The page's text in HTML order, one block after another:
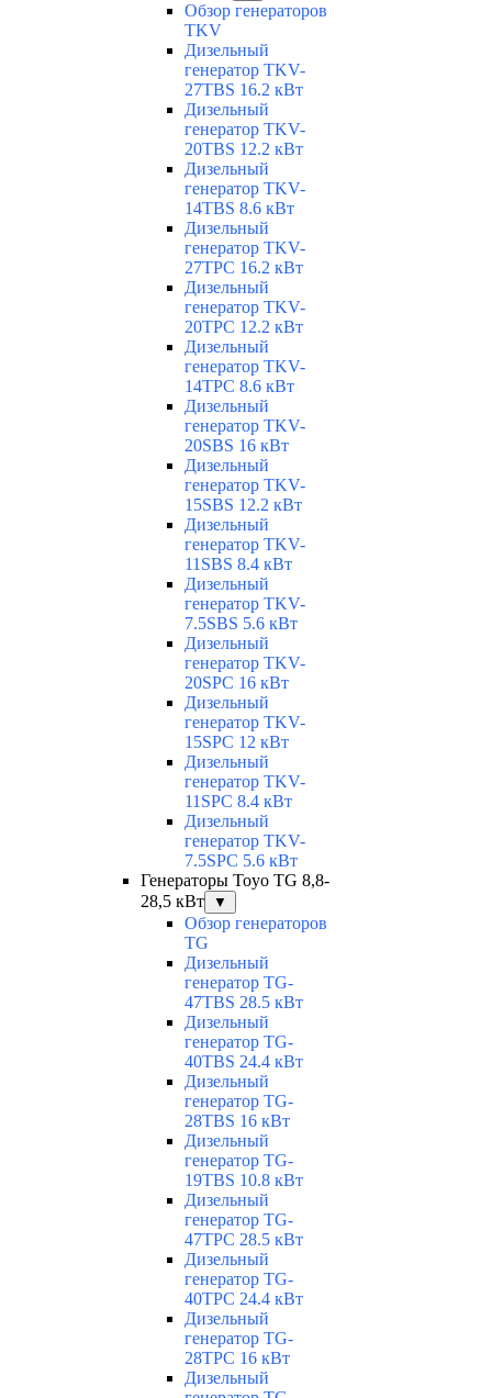
Обзор генераторов
TKV
Дизельный
генератор TKV-
27TBS 16.2 кВт
Дизельный
генератор TKV-
20TBS 12.2 кВт
Дизельный
генератор TKV-
14TBS 8.6 кВт
Дизельный
генератор TKV-
27TPC 16.2 кВт
Дизельный
генератор TKV-
20TPC 12.2 кВт
Дизельный
генератор TKV-
14TPC 8.6 кВт
Дизельный
генератор TKV-
20SBS 16 кВт
Дизельный
генератор TKV-
15SBS 12.2 кВт
Дизельный
генератор TKV-
11SBS 8.4 кВт
Дизельный
генератор TKV-
7.5SBS 5.6 кВт
Дизельный
генератор TKV-
20SPC 16 кВт
Дизельный
генератор TKV-
15SPC 12 кВт
Дизельный
генератор TKV-
11SPC 8.4 кВт
Дизельный
генератор TKV-
7.5SPC 5.6 кВт
Генераторы Toyo TG 8,8-
28,5 кВт
▼
Обзор генераторов
TG
Дизельный
генератор TG-
47TBS 28.5 кВт
Дизельный
генератор TG-
40TBS 24.4 кВт
Дизельный
генератор TG-
28TBS 16 кВт
Дизельный
генератор TG-
19TBS 10.8 кВт
Дизельный
генератор TG-
47TPC 28.5 кВт
Дизельный
генератор TG-
40TPC 24.4 кВт
Дизельный
генератор TG-
28TPC 16 кВт
Дизельный